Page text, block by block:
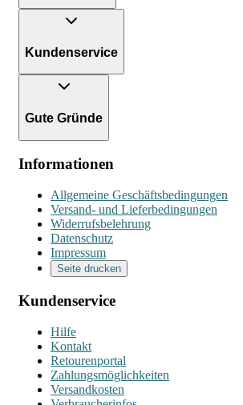
Kundenservice
Gute Gründe
Informationen
Allgemeine Geschäftsbedingungen
Versand- und Lieferbedingungen
Widerrufsbelehrung
Datenschutz
Impressum
Seite drucken
Kundenservice
Hilfe
Kontakt
Retourenportal
Zahlungsmöglichkeiten
Versandkosten